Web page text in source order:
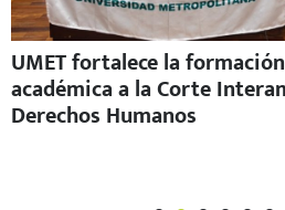
UMET fortalece la
académica a la Corte
Derechos Humanos